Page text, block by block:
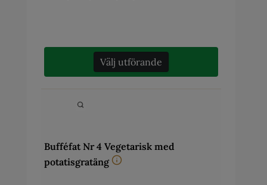
Välj utförande
Bufféfat Nr 4 Vegetarisk med
potatisgratäng